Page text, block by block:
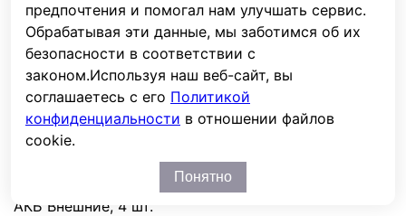
предпочтения и помогал нам улучшать сервис.
Обрабатывая эти данные, мы заботимся об их
безопасности в соответствии с
законом.Используя наш веб-сайт, вы
соглашаетесь с его Политикой
конфиденциальности в отношении файлов
cookie.
Понятно
HS20-5548 PRO HV
87 600₽
В наличии
В сравнение
Из сравнения
Мощность, кВА/кВт
Резервный / Off-Line
АКБ Внешние, 4 шт.